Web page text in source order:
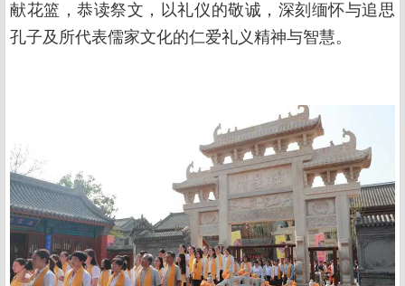
献花篮，恭读祭文，以礼仪的敬诚，深刻缅怀与追思
孔子及所代表儒家文化的仁爱礼义精神与智慧。